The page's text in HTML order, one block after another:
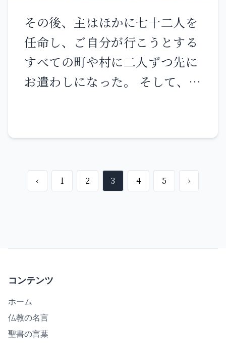
正義を行うなら、その人はその
ゆえに生きる。 ところがあなた
がたは、『主の道は公正ではな
い』と言う。イスラエルの家
よ、私はあなたがたをそれぞれ
皆、主の前で糸杉の楽器、琴、
竪琴、タンバリン、鈴、シンバ
ルを奏でた。 だが、一行がナコ
ンの麦打ち場にさしかかったと
の怒りがウザに対して燃え上が
り、神はウザが箱に手を伸ばし
死んだ。 ダビデも怒りに燃え
らわにされたからである。その
場所はペレツ・ウザと呼ばれて
今日に至っている。 その日、ダ
その後、主はほかに七十二人を
任命し、ご自分が行こうとする
すべての町や村に二人ずつ先に
お遣わしになった。 そして、彼
収穫のために働き手を送ってく
なさい。 行きなさい。私があな
な。 どんな家に入っても、ま
ず、『この家に平和があるよう
に』と言いなさい。 平和の子が
そこにいるなら、あなたがたの
‹ 1 2 3 4 5 ›
コンテンツ
ホーム
仏教の名言
聖書の言葉